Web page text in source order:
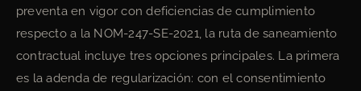
preventa en vigor con deficiencias de cumplimiento
respecto a la NOM-247-SE-2021, la ruta de saneamiento
contractual incluye tres opciones principales. La primera
es la adenda de regularización: con el consentimiento